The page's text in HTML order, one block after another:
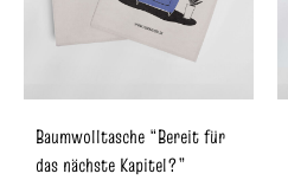
Baumwolltasche “Bereit für
das nächste Kapitel?”